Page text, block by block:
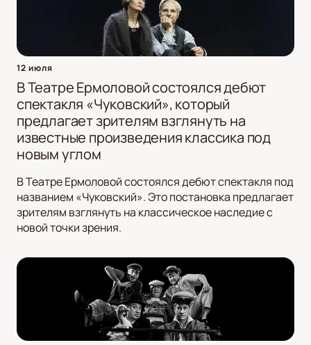
12 июля
В Театре Ермоловой состоялся дебют
спектакля «Чуковский», который
предлагает зрителям взглянуть на
известные произведения классика под
новым углом
В Театре Ермоловой состоялся дебют спектакля под
названием «Чуковский». Это постановка предлагает
зрителям взглянуть на классическое наследие с
новой точки зрения.